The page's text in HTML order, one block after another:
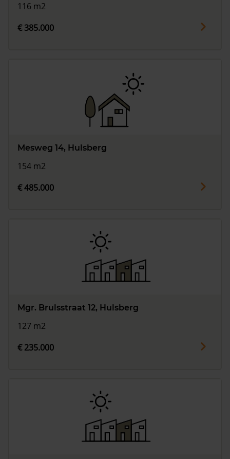
116 m2
€ 385.000
Mesweg 14, Hulsberg
154 m2
€ 485.000
Mgr. Brulsstraat 12, Hulsberg
127 m2
€ 235.000